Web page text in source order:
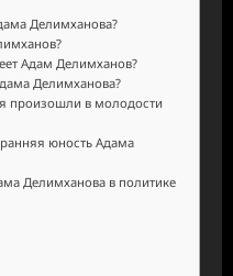
Делимханова?
Адам Делимханов?
Делимханова?
произошли в молодости
юность Адама
Делимханова в политике